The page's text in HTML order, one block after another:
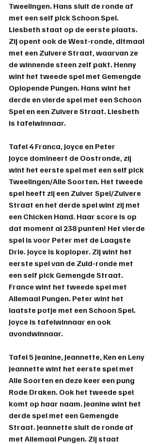
Tweelingen. Hans sluit de ronde af
met een self pick Schoon Spel.
Liesbeth staat op de eerste plaats.
Zij opent ook de West-ronde, ditmaal
met een Zuivere Straat, waarvan ze
de winnende steen zelf pakt. Henny
wint het tweede spel met Gemengde
Oplopende Pungen. Hans wint het
derde en vierde spel met een Schoon
Spel en een Zuivere Straat. Liesbeth
is tafelwinnaar.
Tafel 4 Franca, Joyce en Peter
Joyce domineert de Oostronde, zij
wint het eerste spel met een self pick
Tweelingen/Alle Soorten. Het tweede
spel heeft zij een Zuiver Spel/Zuivere
Straat en het derde spel wint zij met
een Chicken Hand. Haar score is op
dat moment al 238 punten! Het vierde
spel is voor Peter met de Laagste
Drie. Joyce is koploper. Zij wint het
eerste spel van de Zuid-ronde met
een self pick Gemengde Straat.
France wint het tweede spel met
Allemaal Pungen. Peter wint het
laatste potje met een Schoon Spel.
Joyce is tafelwinnaar en ook
avondwinnaar.
Tafel 5 Jeanine, Jeannette, Ken en Leny
Jeannette wint het eerste spel met
Alle Soorten en deze keer een pung
Rode Draken. Ook het tweede spel
komt op haar naam. Jeanine wint het
derde spel met een Gemengde
Straat. Jeannette sluit de ronde af
met Allemaal Pungen. Zij staat